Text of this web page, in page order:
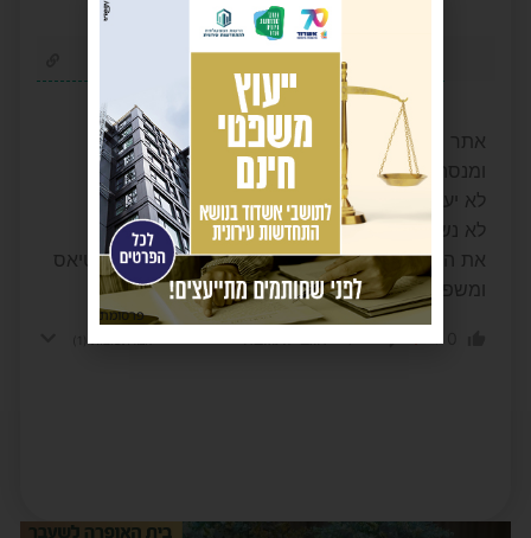
אתר שמהנדס תודעה
ומנסה כל היום לדבר על יחיאל לסרי
לא יעזור
לא נשכח ולא נסלח
את המיחיונים שעכשיו הוא שם על מוטי כהן וגיא אטיאס
ומשפחת דהאן לט יעזור
פרסומת